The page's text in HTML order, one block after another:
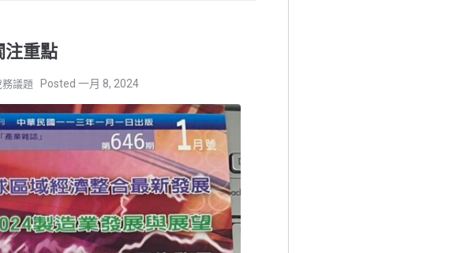
注重點
務議題 一月 8, 2024